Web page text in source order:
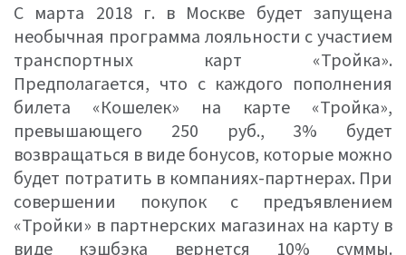
С марта 2018 г. в Москве будет запущена
необычная программа лояльности с участием
транспортных карт «Тройка».
Предполагается, что с каждого пополнения
билета «Кошелек» на карте «Тройка»,
превышающего 250 руб., 3% будет
возвращаться в виде бонусов, которые можно
будет потратить в компаниях-партнерах. При
совершении покупок с предъявлением
«Тройки» в партнерских магазинах на карту в
виде кэшбэка вернется 10% суммы.